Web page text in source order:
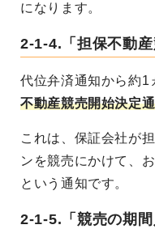
になります。
2-1-4.「担保不動
代位弁済通知から約1
不動産競売開始決定
これは、保証会社が
ンを競売にかけて、
という通知です。
2-1-5.「競売の期